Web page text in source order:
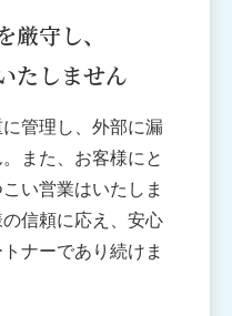
厳守し、
たしません
管理し、外部に漏
また、お客様にと
い営業はいたしま
信頼に応え、安心
ナーであり続けま